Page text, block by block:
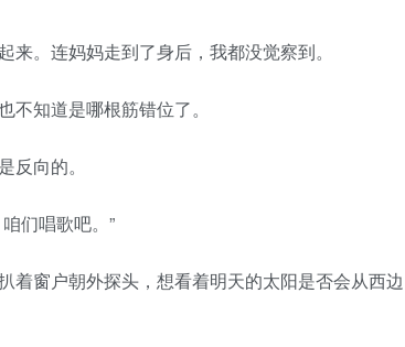
。连妈妈走到了身后，我都没觉察到。
知道是哪根筋错位了。
向的。
们唱歌吧。”
着窗户朝外探头，想看着明天的太阳是否会从西边